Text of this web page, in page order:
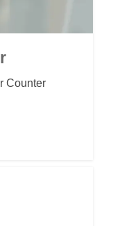
Counter